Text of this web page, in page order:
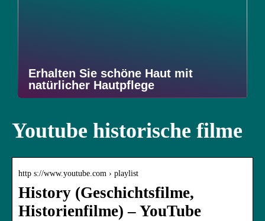
Erhalten Sie schöne Haut mit
natürlicher Hautpflege
Youtube historische filme
http s://www.youtube.com › playlist
History (Geschichtsfilme,
Historienfilme) – YouTube